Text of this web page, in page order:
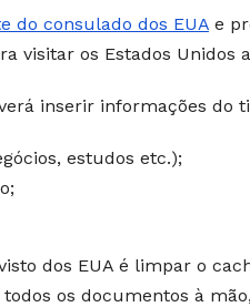
do consulado dos EUA e
visitar os Estados Unidos
inserir informações do
estudos etc.);
dos EUA é limpar o
os documentos à